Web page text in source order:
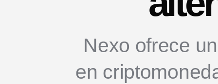
Nexo ofrece
en